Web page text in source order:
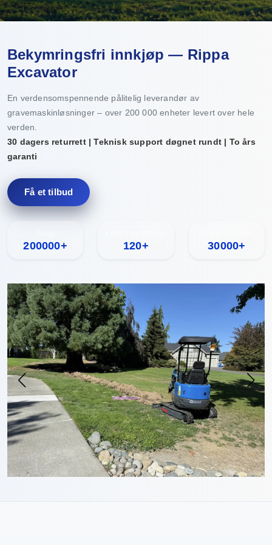
Bekymringsfri innkjøp — Rippa
Excavator
En verdensomspennende pålitelig leverandør av
gravemaskinløsninger – over 200 000 enheter levert over hele
verden.
30 dagers returrett | Teknisk support døgnet rundt | To års
garanti
Få et tilbud
200000+ 120+ 30000+